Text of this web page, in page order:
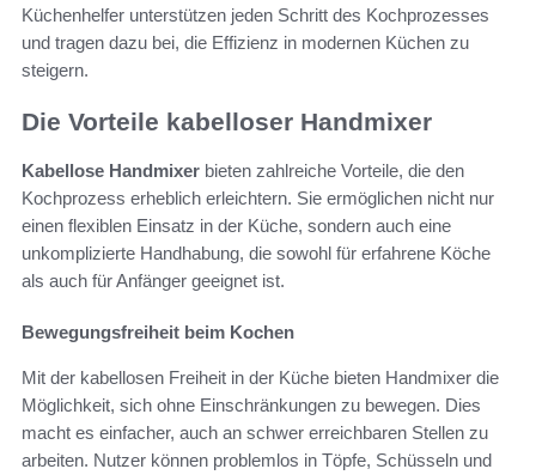
Küchenhelfer unterstützen jeden Schritt des Kochprozesses
und tragen dazu bei, die Effizienz in modernen Küchen zu
steigern.
Die Vorteile kabelloser Handmixer
Kabellose Handmixer bieten zahlreiche Vorteile, die den
Kochprozess erheblich erleichtern. Sie ermöglichen nicht nur
einen flexiblen Einsatz in der Küche, sondern auch eine
unkomplizierte Handhabung, die sowohl für erfahrene Köche
als auch für Anfänger geeignet ist.
Bewegungsfreiheit beim Kochen
Mit der kabellosen Freiheit in der Küche bieten Handmixer die
Möglichkeit, sich ohne Einschränkungen zu bewegen. Dies
macht es einfacher, auch an schwer erreichbaren Stellen zu
arbeiten. Nutzer können problemlos in Töpfe, Schüsseln und